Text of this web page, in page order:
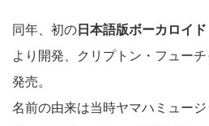
同年、初の 日本語版ボーカロイド
より開発、クリプトン・フュー
発売。
名前の由来は当時ヤマハミュー